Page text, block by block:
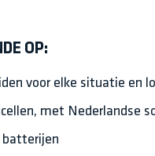
OP:
voor elke situatie en
met Nederlandse
batterijen